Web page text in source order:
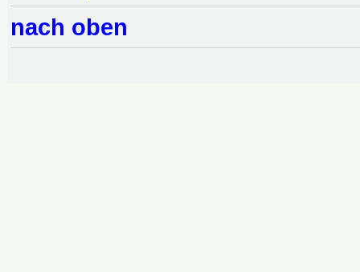
nach oben